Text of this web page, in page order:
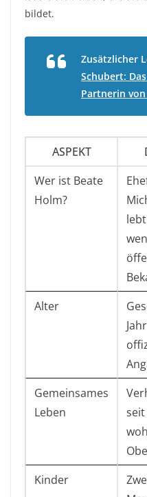
bildet.
Zusätzlicher
Schubert:
Partnerin
ASPEKT
Wer ist Beate
Holm?
Alter
Gemeinsames
Leben
seit
Kinder